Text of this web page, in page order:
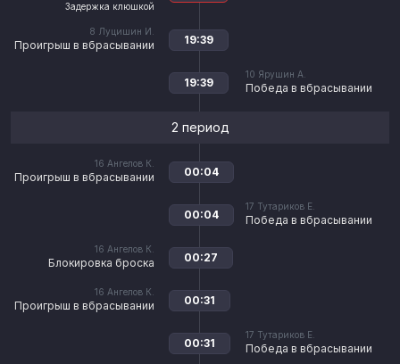
Задержка клюшкой
8 Луцишин И.
Проигрыш в вбрасывании 19:39
10 Ярушин А.
Победа в вбрасывании
19:39
2 период
16 Ангелов К.
Проигрыш в вбрасывании 00:04
17 Тутариков Е.
Победа в вбрасывании
00:04
16 Ангелов К.
Блокировка броска 00:27
16 Ангелов К.
Проигрыш в вбрасывании 00:31
17 Тутариков Е.
Победа в вбрасывании
00:31